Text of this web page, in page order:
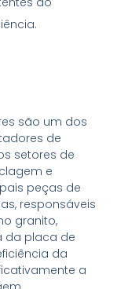
são um dos
de
setores de
e
peças de
responsáveis
granito,
da placa de
da
a